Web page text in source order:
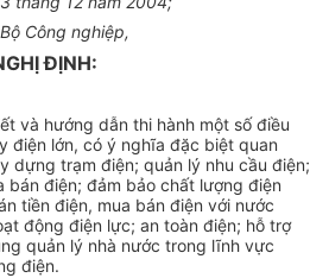
Công nghiệp,
ĐỊNH:
và hướng dẫn thi hành một số điều
điện lớn, có ý nghĩa đặc biệt quan
dựng trạm điện; quản lý nhu cầu điện;
bán điện; đảm bảo chất lượng điện
tiền điện, mua bán điện với nước
động điện lực; an toàn điện; hỗ trợ
quản lý nhà nước trong lĩnh vực
điện.